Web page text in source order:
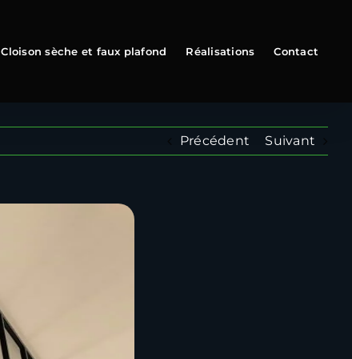
Cloison sèche et faux plafond Réalisations Contact
Précédent Suivant